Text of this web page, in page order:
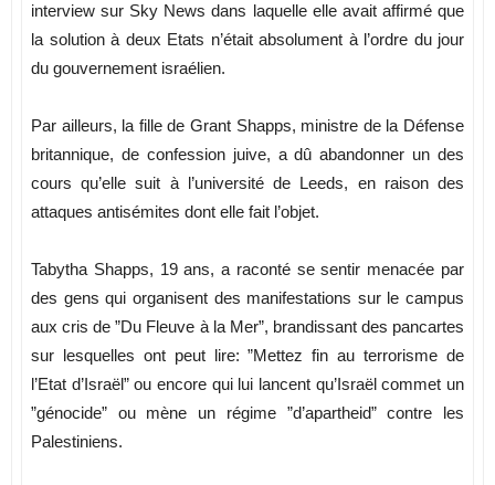
interview sur Sky News dans laquelle elle avait affirmé que
la solution à deux Etats n’était absolument à l’ordre du jour
du gouvernement israélien.
Par ailleurs, la fille de Grant Shapps, ministre de la Défense
britannique, de confession juive, a dû abandonner un des
cours qu’elle suit à l’université de Leeds, en raison des
attaques antisémites dont elle fait l’objet.
Tabytha Shapps, 19 ans, a raconté se sentir menacée par
des gens qui organisent des manifestations sur le campus
aux cris de ”Du Fleuve à la Mer”, brandissant des pancartes
sur lesquelles ont peut lire: ”Mettez fin au terrorisme de
l’Etat d’Israël” ou encore qui lui lancent qu’Israël commet un
”génocide” ou mène un régime ”d’apartheid” contre les
Palestiniens.